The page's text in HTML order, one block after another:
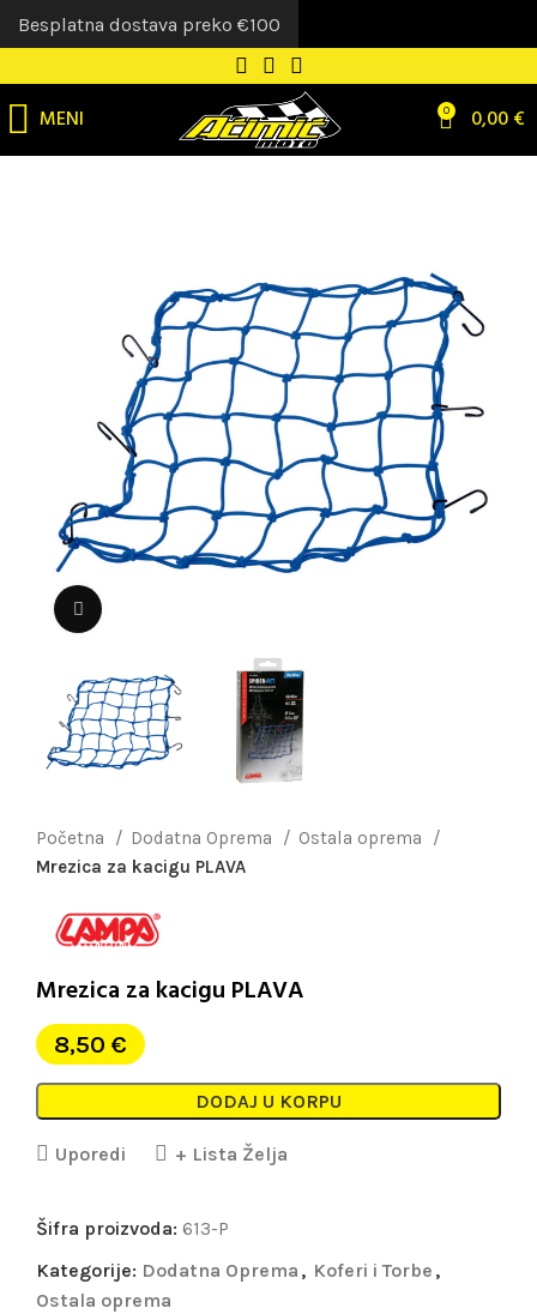
MENI 0 0,00€
Početna Dodatna Oprema
Ostala oprema
Mrezica za kacigu PLAVA
Mrezica za kacigu PLAVA
8,50 €
DODAJ U KORPU
Uporedi + Lista Želja
Šifra proizvoda: 613-P
Kategorije: Dodatna Oprema , Koferi i Torbe ,
Ostala oprema
Besplatna dostava preko €100